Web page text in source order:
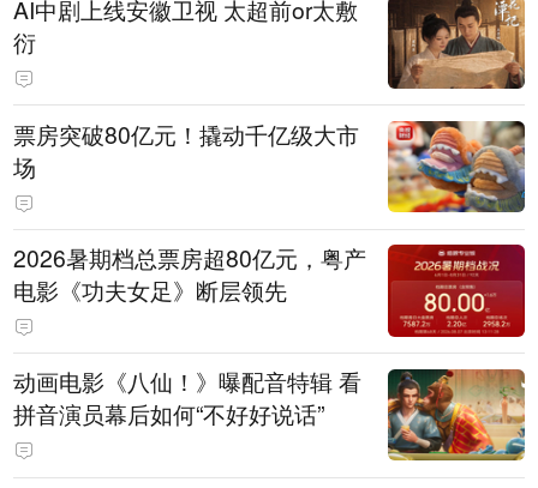
AI中剧上线安徽卫视 太超前or太敷
衍
票房突破80亿元！撬动千亿级大市
场
2026暑期档总票房超80亿元，粤产
电影《功夫女足》断层领先
动画电影《八仙！》曝配音特辑 看
拼音演员幕后如何“不好好说话”